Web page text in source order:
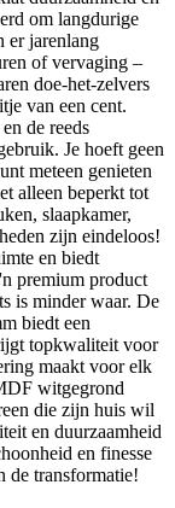
om langdurige
er jarenlang
of vervaging –
doe-het-zelvers
van een cent.
de reeds
Je hoeft geen
meteen genieten
alleen beperkt tot
slaapkamer,
zijn eindeloos!
en biedt
premium product
is minder waar. De
biedt een
topkwaliteit voor
maakt voor elk
witgegrond
die zijn huis wil
en duurzaamheid
en finesse
de transformatie!